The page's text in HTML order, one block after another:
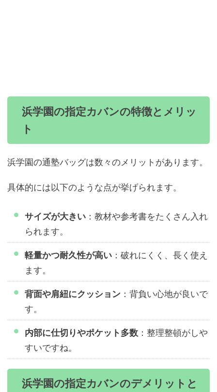
浜学園の指定カバンの特徴とメリッ
ト
浜学園の通塾バッグは数々のメリットがあります。
具体的には以下のような点が挙げられます。
サイズが大きい ：教材や参考書をたくさん入れ
られます。
軽量かつ耐久性が高い ：破れにくく、長く使え
ます。
背面や肩紐にクッション ：背負い心地が良いで
す。
内部に仕切りやポケット多数 ：整理整頓がしや
すいですね。
浜学園の指定カバンのデメリットと